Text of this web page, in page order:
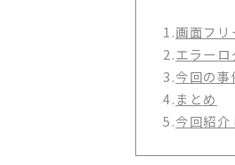
1.画面フ
2.エラー
3.今回の事
4.まとめ
5.今回紹介